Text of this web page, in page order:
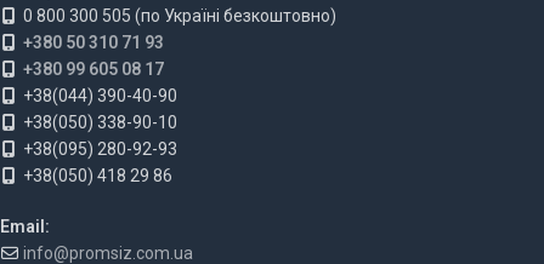
0 800 300 505 (по Україні безкоштовно)
+380 50 310 71 93
+380 99 605 08 17
+38(044) 390-40-90
+38(050) 338-90-10
+38(095) 280-92-93
+38(050) 418 29 86
Email:
info@promsiz.com.ua